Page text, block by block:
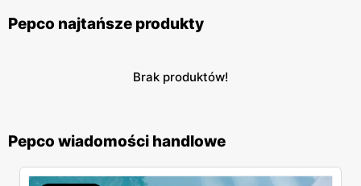
Pepco najtańsze produkty
Brak produktów!
Pepco wiadomości handlowe